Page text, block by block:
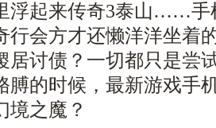
浮起来传奇3泰山……手
行会方才还懒洋洋坐着
居讨债？一切都只是尝
膊的时候，最新游戏手
境之魔？